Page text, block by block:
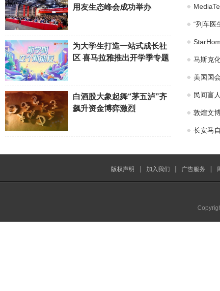
用友生态峰会成功举办
为大学生打造一站式成长社
区 喜马拉雅推出开学季专题
白酒股大象起舞“茅五泸”齐
飙升资金博弈激烈
“列车医
马斯克
美国国
民间盲
敦煌文
长安马
版权声明 | 加入我们 | 广告服务 |